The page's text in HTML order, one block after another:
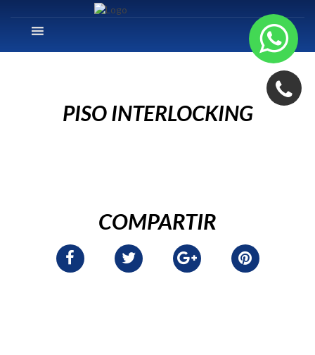
PISO INTERLOCKING
COMPARTIR